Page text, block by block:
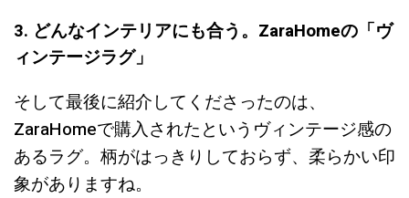
3. どんなインテリアにも合う。ZaraHomeの「ヴ
ィンテージラグ」
そして最後に紹介してくださったのは、
ZaraHomeで購入されたというヴィンテージ感の
あるラグ。柄がはっきりしておらず、柔らかい印
象がありますね。